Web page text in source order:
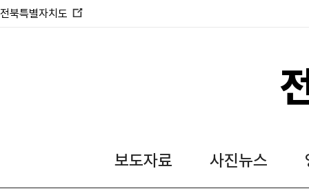
전북특별자치도
보도자료 사진뉴스